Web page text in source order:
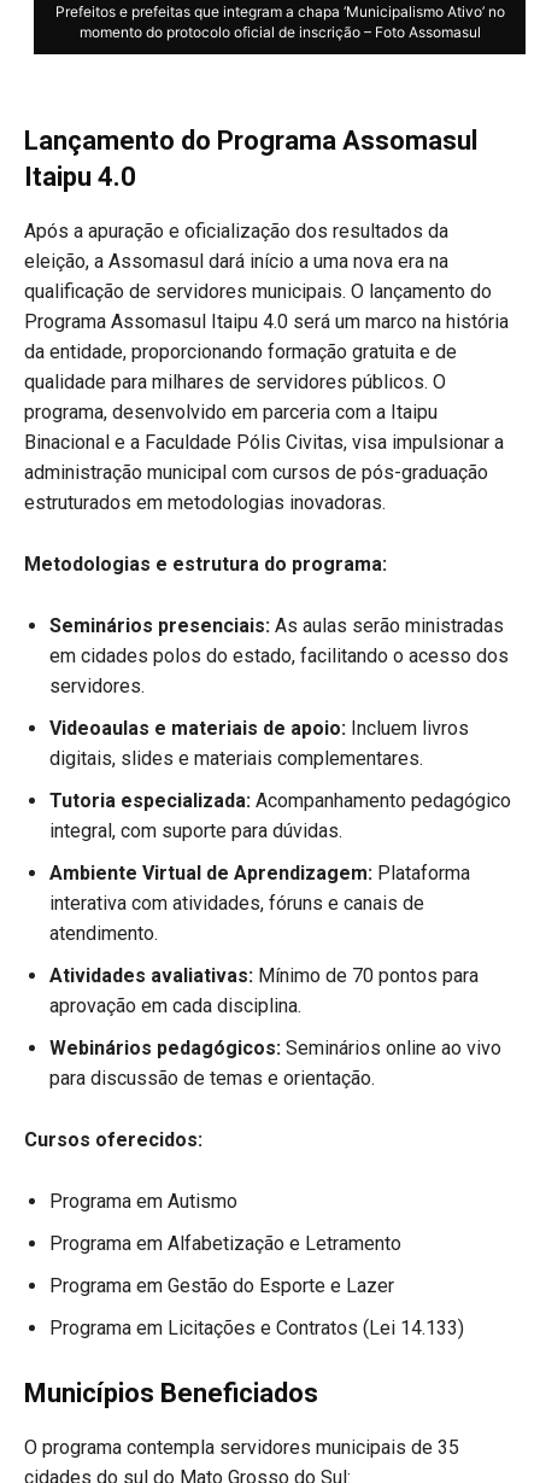
Prefeitos e prefeitas que integram a chapa ‘Municipalismo Ativo’ no
momento do protocolo oficial de inscrição – Foto Assomasul
Lançamento do Programa Assomasul
Itaipu 4.0
Após a apuração e oficialização dos resultados da
eleição, a Assomasul dará início a uma nova era na
qualificação de servidores municipais. O lançamento do
Programa Assomasul Itaipu 4.0 será um marco na história
da entidade, proporcionando formação gratuita e de
qualidade para milhares de servidores públicos. O
programa, desenvolvido em parceria com a Itaipu
Binacional e a Faculdade Pólis Civitas, visa impulsionar a
administração municipal com cursos de pós-graduação
estruturados em metodologias inovadoras.
Metodologias e estrutura do programa:
Seminários presenciais: As aulas serão ministradas
em cidades polos do estado, facilitando o acesso dos
servidores.
Videoaulas e materiais de apoio: Incluem livros
digitais, slides e materiais complementares.
Tutoria especializada: Acompanhamento pedagógico
integral, com suporte para dúvidas.
Ambiente Virtual de Aprendizagem: Plataforma
interativa com atividades, fóruns e canais de
atendimento.
Atividades avaliativas: Mínimo de 70 pontos para
aprovação em cada disciplina.
Webinários pedagógicos: Seminários online ao vivo
para discussão de temas e orientação.
Cursos oferecidos:
Programa em Autismo
Programa em Alfabetização e Letramento
Programa em Gestão do Esporte e Lazer
Programa em Licitações e Contratos (Lei 14.133)
Municípios Beneficiados
O programa contempla servidores municipais de 35
cidades do sul do Mato Grosso do Sul: